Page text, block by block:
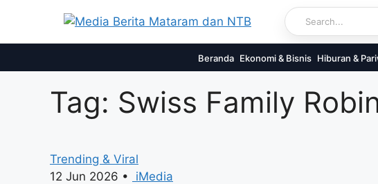
content
Beranda Ekonomi & Bisnis Hiburan &
Tag: Swiss Family
Trending & Viral
12 Jun 2026 • iMedia